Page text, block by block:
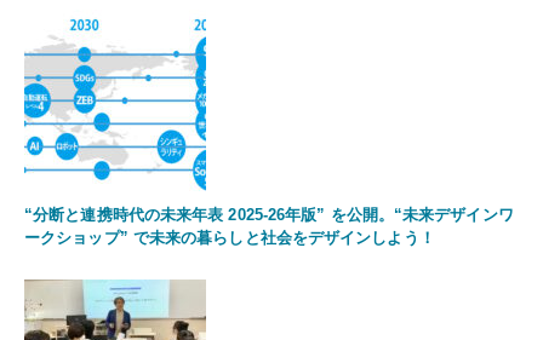
“分断と連携時代の未来年表 2025-26年版” を公開。“未来デザインワ
ークショップ” で未来の暮らしと社会をデザインしよう！